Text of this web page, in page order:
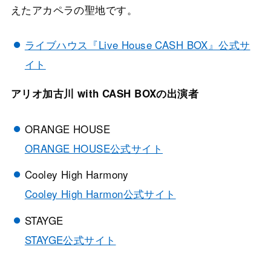
えたアカペラの聖地です。
ライブハウス『Live House CASH BOX』公式サ
イト
アリオ加古川 with CASH BOXの出演者
ORANGE HOUSE
ORANGE HOUSE公式サイト
Cooley High Harmony
Cooley High Harmon公式サイト
STAYGE
STAYGE公式サイト